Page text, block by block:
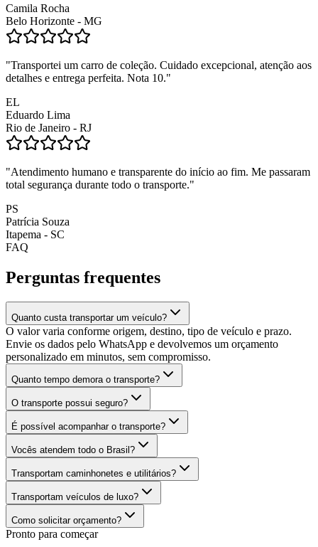
Camila Rocha
Belo Horizonte - MG
"Transportei um carro de coleção. Cuidado excepcional, atenção aos
detalhes e entrega perfeita. Nota 10."
EL
Eduardo Lima
Rio de Janeiro - RJ
"Atendimento humano e transparente do início ao fim. Me passaram
total segurança durante todo o transporte."
PS
Patrícia Souza
Itapema - SC
FAQ
Perguntas frequentes
Quanto custa transportar um veículo?
O valor varia conforme origem, destino, tipo de veículo e prazo.
Envie os dados pelo WhatsApp e devolvemos um orçamento
personalizado em minutos, sem compromisso.
Quanto tempo demora o transporte?
O transporte possui seguro?
É possível acompanhar o transporte?
Vocês atendem todo o Brasil?
Transportam caminhonetes e utilitários?
Transportam veículos de luxo?
Como solicitar orçamento?
Pronto para começar